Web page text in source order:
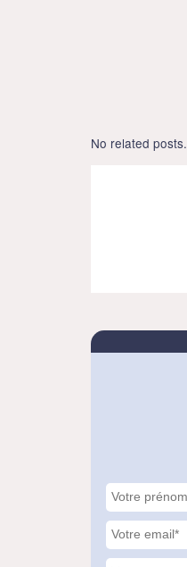
No related posts.